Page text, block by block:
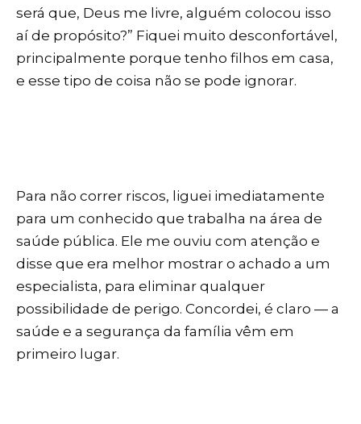
será que, Deus me livre, alguém colocou isso
aí de propósito?” Fiquei muito desconfortável,
principalmente porque tenho filhos em casa,
e esse tipo de coisa não se pode ignorar.
Para não correr riscos, liguei imediatamente
para um conhecido que trabalha na área de
saúde pública. Ele me ouviu com atenção e
disse que era melhor mostrar o achado a um
especialista, para eliminar qualquer
possibilidade de perigo. Concordei, é claro — a
saúde e a segurança da família vêm em
primeiro lugar.